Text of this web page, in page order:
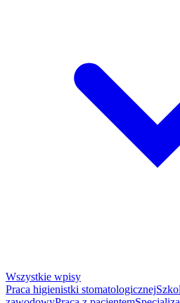
Wszystkie wpisy
Praca higienistki stomatologicznej